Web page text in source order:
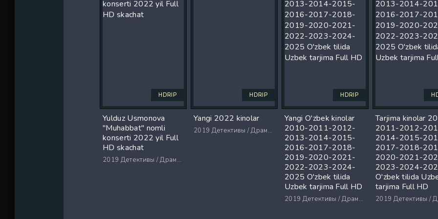
HDRIP
Yulduz Usmonova
"Muhabbat" nomli
konserti 2022 yil Full
HD skachat
2019 Детективы / Драмы / Триллеры / Ужасы
HDRIP
Yangi 2022 kinolar
2019 Детективы / Драмы / Триллеры / Ужасы
HDRIP
Yangi O'zbek kinolar
2010-2011-2012-
2013-2014-2015-
2016-2017-2018-
2019-2020-2021-
2022-2023-2024-
2025 O'zbek tilida
Uzbek tarjima Full HD
2019 Детективы / Драмы / Триллеры / Ужасы
Tarjima kinolar
2011-2012-
2014-2015-
2017-2018-
2020-2021-
2023-2024-
O'zbek tilida
tarjima Full HD
2019 Детективы / Драмы /